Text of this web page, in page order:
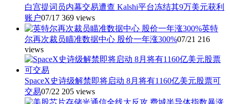
白宫提词员内幕交易遭查 Kalshi平台冻结其9万美元获利
账户07/17 369 views
英特
尔再次裁员瞄准数据中心 股价一年涨300%07/21 216
views
SpaceX史诗级解禁即将启动 8月将有1160亿美元股票可
交易07/22 205 views